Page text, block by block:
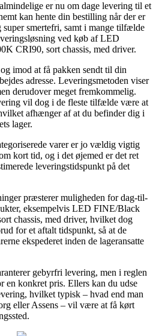
er nu om dage levering til et
kan hente din bestilling når der er
smertefri, samt i mange tilfælde
ved køb af LED
CRI90, sort chassis, med driver.
imod at få pakken sendt til din
adresse. Leveringsmetoden viser
derudover meget fremkommelig.
vil dog i de fleste tilfælde være at
afhænger af at du befinder dig i
lager.
varer er jo vældig vigtig
kort tid, og i det øjemed er det ret
leveringstidspunkt på det
præsterer muligheden for dag-til-
eksempelvis LED FINE/Black
chassis, med driver, hvilket dog
for et aftalt tidspunkt, så at de
ekspederet inden de lageransatte
gebyrfri levering, men i reglen
en konkret pris. Ellers kan du udse
hvilket typisk – hvad end man
eller Assens – vil være at få kørt